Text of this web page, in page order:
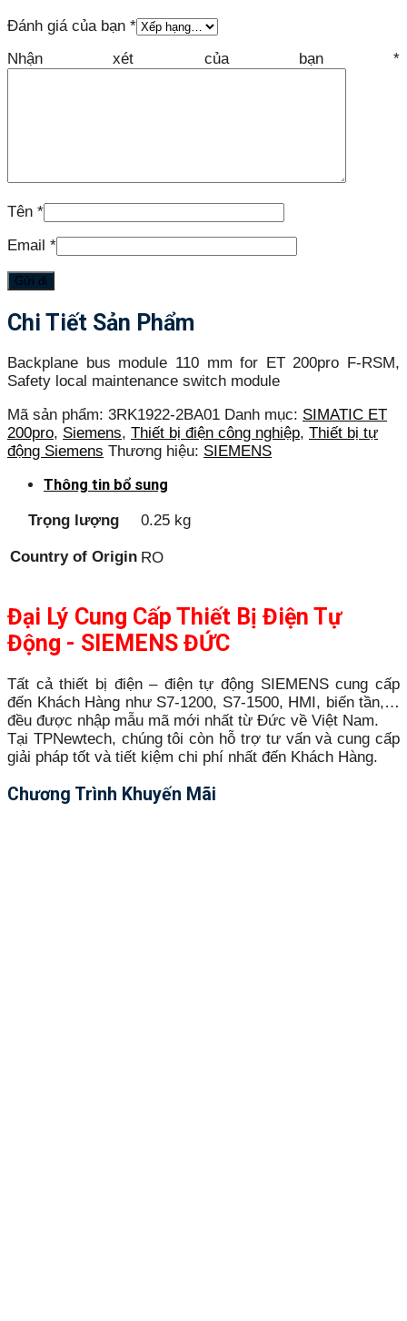
Đánh giá của bạn *
Nhận xét của bạn *
Tên *
Email *
Chi Tiết Sản Phẩm
Backplane bus module 110 mm for ET 200pro F-RSM,
Safety local maintenance switch module
Mã sản phẩm: 3RK1922-2BA01 Danh mục: SIMATIC ET
200pro, Siemens, Thiết bị điện công nghiệp, Thiết bị tự
động Siemens Thương hiệu: SIEMENS
Thông tin bổ sung
Trọng lượng 0.25 kg
Country of Origin RO
Đại Lý Cung Cấp Thiết Bị Điện Tự
Động - SIEMENS ĐỨC
Tất cả thiết bị điện – điện tự động SIEMENS cung cấp
đến Khách Hàng như S7-1200, S7-1500, HMI, biến tần,…
đều được nhập mẫu mã mới nhất từ Đức về Việt Nam.
Tại TPNewtech, chúng tôi còn hỗ trợ tư vấn và cung cấp
giải pháp tốt và tiết kiệm chi phí nhất đến Khách Hàng.
Chương Trình Khuyến Mãi